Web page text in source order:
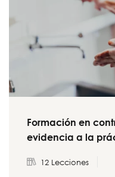
Formación en
evidencia a la
12 Lecciones